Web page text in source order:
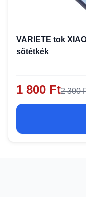
VARIETE tok
sötétkék
1 800 Ft2 300